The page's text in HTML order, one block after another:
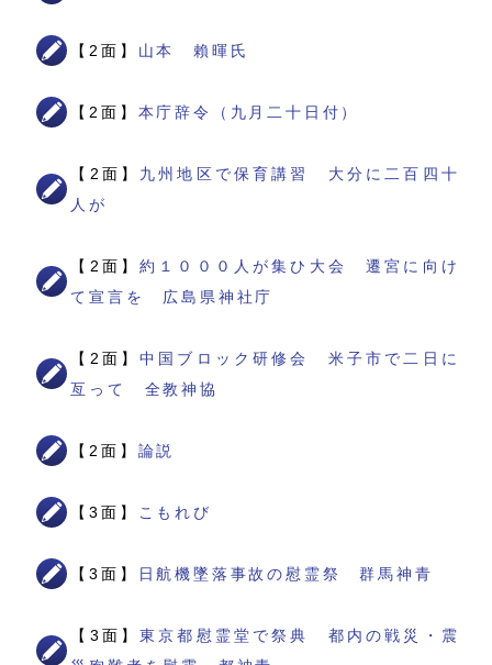
【2面】 山本 賴暉氏
【2面】 本庁辞令（九月二十日付）
【2面】 九州地区で保育講習 大分に二百四十
人が
【2面】約１０００人が集ひ大会 遷宮に向け
て宣言を 広島県神社庁
【2面】中国ブロック研修会 米子市で二日に
亙って 全教神協
【2面】 論説
【3面】 こもれび
【3面】 日航機墜落事故の慰霊祭 群馬神青
【3面】東京都慰霊堂で祭典 都内の戦災・震